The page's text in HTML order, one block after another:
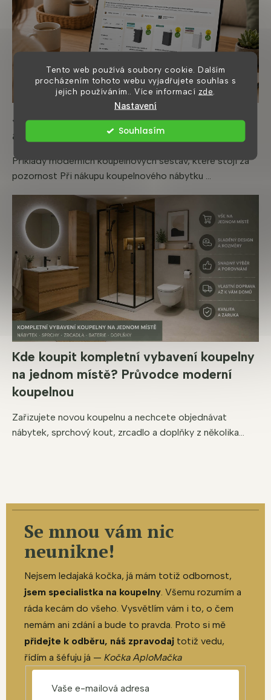
Tento web používá soubory cookie. Dalším
procházením tohoto webu vyjadřujete souhlas s
jejich používáním.. Více informací zde
Nastavení
Souhlasím
Jak nakoupit koupelnový nábytek online
a nešlápnout vedle
Příklady moderních koupelnových sestav, které stojí za
pozornost Při nákupu koupelnového nábytku ...
Kde koupit kompletní vybavení koupelny
na jednom místě? Průvodce moderní
koupelnou
Zařizujete novou koupelnu a nechcete objednávat
nábytek, sprchový kout, zrcadlo a doplňky z několika...
Se mnou vám nic
neunikne!
Nejsem ledajaká kočka, já mám totiž odbornost,
jsem specialistka na koupelny. Všemu rozumím a
ráda kecám do všeho. Vysvětlím vám i to, o čem
nemám ani zdání a bude to pravda. Proto si mě
přidejte k odběru, náš zpravodaj totiž vedu,
řídím a šéfuju já — Kočka AploMačka